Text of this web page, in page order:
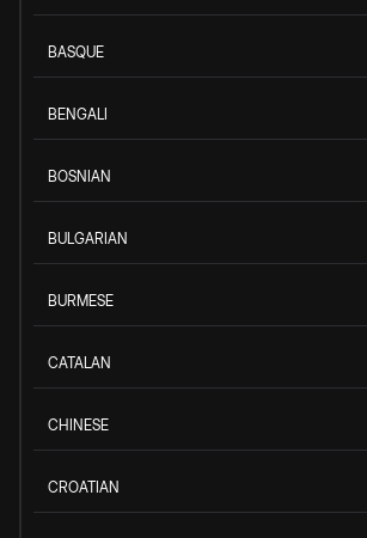
BASQUE
BENGALI
BOSNIAN
BULGARIAN
BURMESE
CATALAN
CHINESE
CROATIAN